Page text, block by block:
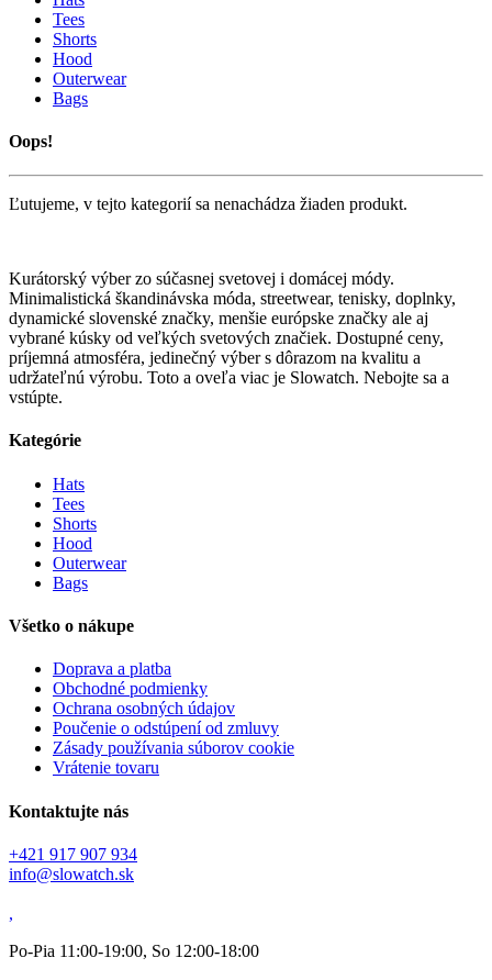
Tees
Shorts
Hood
Outerwear
Bags
Oops!
Ľutujeme, v tejto kategorií sa nenachádza žiaden produkt.
Kurátorský výber zo súčasnej svetovej i domácej módy.
Minimalistická škandinávska móda, streetwear, tenisky, doplnky,
dynamické slovenské značky, menšie európske značky ale aj
vybrané kúsky od veľkých svetových značiek. Dostupné ceny,
príjemná atmosféra, jedinečný výber s dôrazom na kvalitu a
udržateľnú výrobu. Toto a oveľa viac je Slowatch. Nebojte sa a
vstúpte.
Kategórie
Hats
Tees
Shorts
Hood
Outerwear
Bags
Všetko o nákupe
Doprava a platba
Obchodné podmienky
Ochrana osobných údajov
Poučenie o odstúpení od zmluvy
Zásady používania súborov cookie
Vrátenie tovaru
Kontaktujte nás
+421 917 907 934
info@slowatch.sk
,
Po-Pia 11:00-19:00, So 12:00-18:00